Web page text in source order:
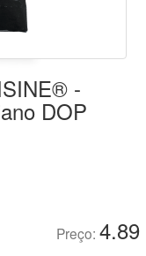
-
DOP
Preço: 4.89